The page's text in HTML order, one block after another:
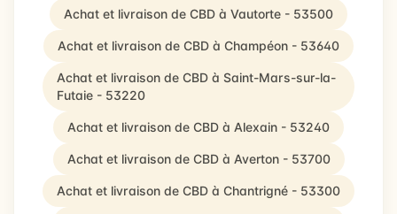
Achat et livraison de CBD à Vautorte - 53500
Achat et livraison de CBD à Champéon - 53640
Achat et livraison de CBD à Saint-Mars-sur-la-
Futaie - 53220
Achat et livraison de CBD à Alexain - 53240
Achat et livraison de CBD à Averton - 53700
Achat et livraison de CBD à Chantrigné - 53300